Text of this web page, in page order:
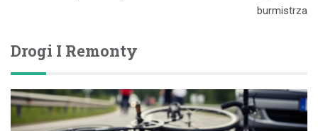
burmistrza
Drogi I Remonty